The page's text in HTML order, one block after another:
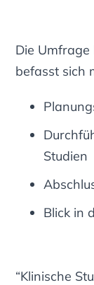
Die
befasst sich
Studien
Blick in
“Klinische